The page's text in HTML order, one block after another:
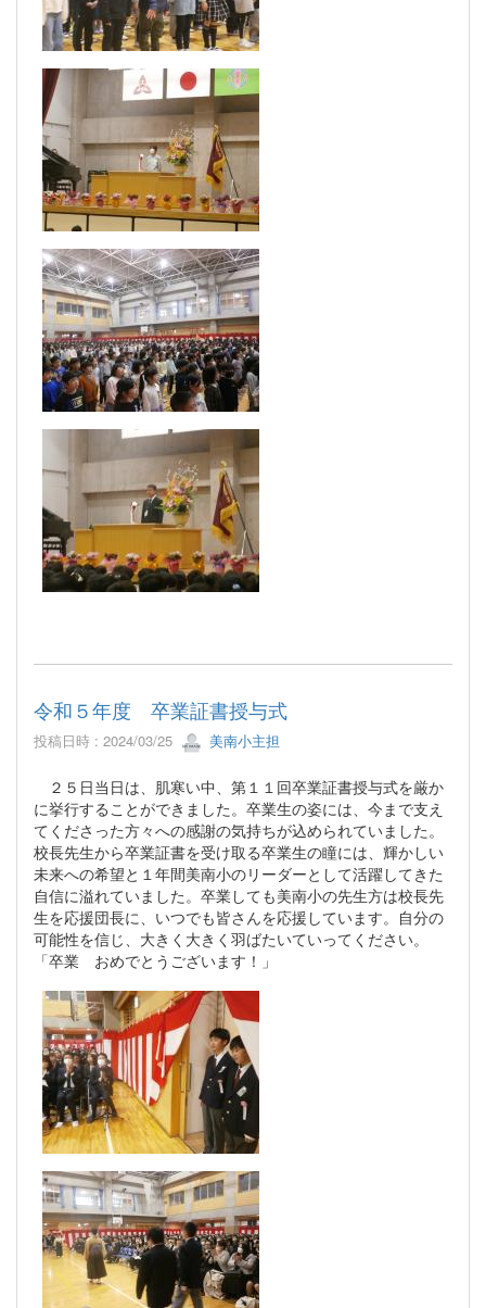
令和５年度 卒業証書授与式
投稿日時 : 2024/03/25 美南小主担
２５日当日は、肌寒い中、第１１回卒業証書授与式を厳か
に挙行することができました。卒業生の姿には、今まで支え
てくださった方々への感謝の気持ちが込められていました。
校長先生から卒業証書を受け取る卒業生の瞳には、輝かしい
未来への希望と１年間美南小のリーダーとして活躍してきた
自信に溢れていました。卒業しても美南小の先生方は校長先
生を応援団長に、いつでも皆さんを応援しています。自分の
可能性を信じ、大きく大きく羽ばたいていってください。
「卒業 おめでとうございます！」